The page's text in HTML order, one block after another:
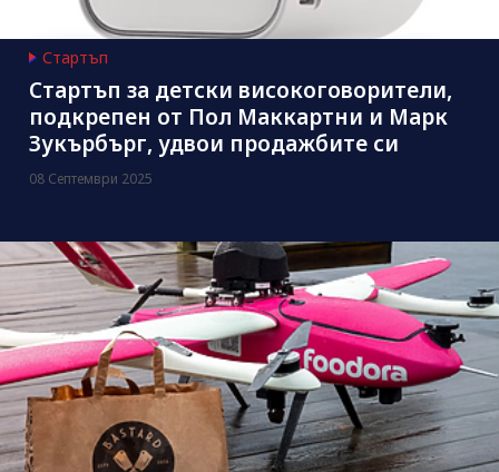
Стартъп
Стартъп за детски високоговорители,
подкрепен от Пол Маккартни и Марк
Зукърбърг, удвои продажбите си
08 Септември 2025